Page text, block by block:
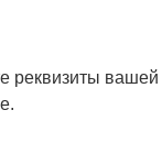
реквизиты